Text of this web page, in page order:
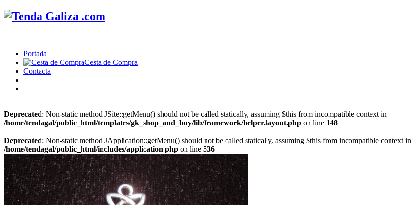
Portada
Cesta de Compra
Contacta
Deprecated: Non-static method JSite::getMenu() should not be called statically, assuming $this from incompatible context in
/home/tendagal/public_html/templates/gk_shop_and_buy/lib/framework/helper.layout.php on line 148
Deprecated: Non-static method JApplication::getMenu() should not be called statically, assuming $this from incompatible context in
/home/tendagal/public_html/includes/application.php on line 536